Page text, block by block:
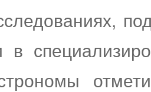
в